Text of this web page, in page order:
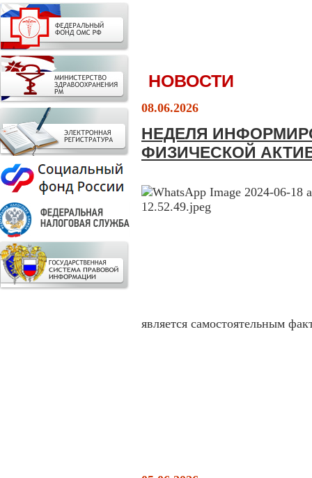
НОВОСТИ
08.06.2026
НЕДЕЛЯ
ФИЗИЧЕСКОЙ
является самостоятельным